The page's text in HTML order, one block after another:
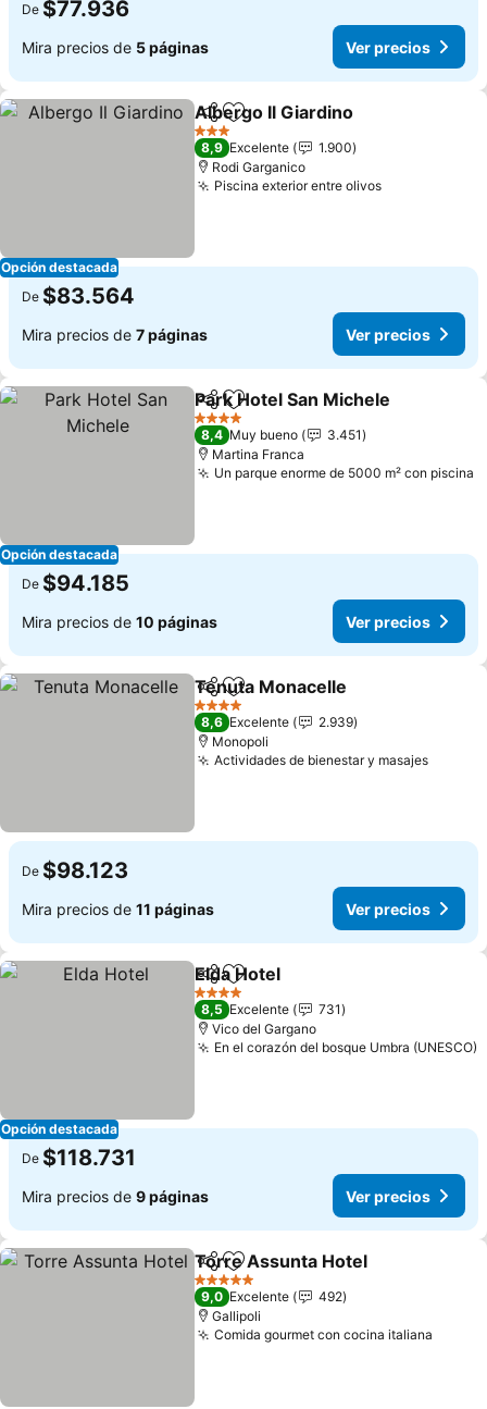
De $77.936
Mira precios de 5 páginas Ver precios
Opción destacada
CompartirAgregar a favoritos
Albergo Il Giardino
3 Estrellas
8,9 Excelente
1.900
Rodi Garganico
Piscina exterior entre olivos
De $83.564
Mira precios de 7 páginas Ver precios
Opción destacada
CompartirAgregar a favoritos
Park Hotel San Michele
4 Estrellas
8,4 Muy bueno
3.451
Martina Franca
Un parque enorme de 5000 m² con piscina
De $94.185
Mira precios de 10 páginas Ver precios
Compartir
Agregar a favoritos
Tenuta Monacelle
4 Estrellas
8,6 Excelente
2.939
Monopoli
Actividades de bienestar y masajes
De $98.123
Mira precios de 11 páginas Ver precios
Opción destacada
CompartirAgregar a favoritos
Elda Hotel
4 Estrellas
8,5 Excelente
731
Vico del Gargano
En el corazón del bosque Umbra (UNESCO)
De $118.731
Mira precios de 9 páginas Ver precios
Compartir
Agregar a favoritos
Torre Assunta Hotel
5 Estrellas
9,0 Excelente
492
Gallipoli
Comida gourmet con cocina italiana